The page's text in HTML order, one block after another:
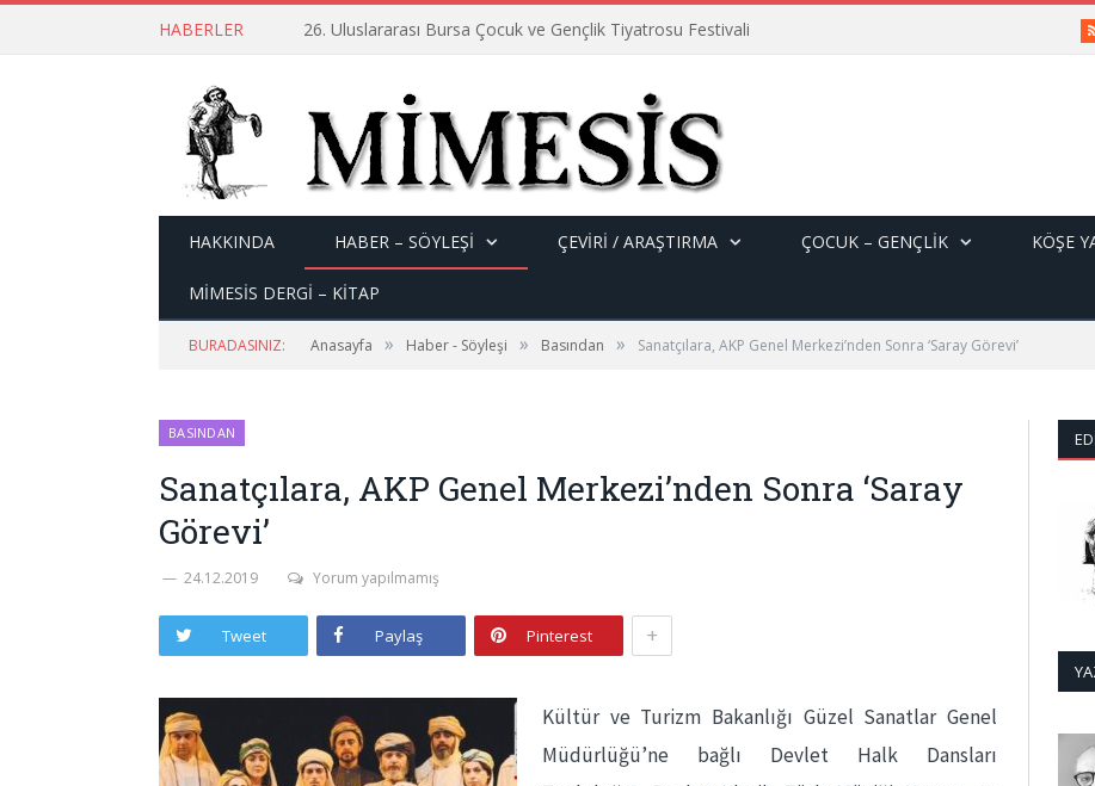
HABERLER 26. Uluslararası Bursa Çocuk ve Gençlik Tiyatrosu Festivali
HAKKINDA HABER – SÖYLEŞI ÇEVİRİ / ARAŞTIRMA ÇOCUK – GENÇLIK KÖŞE
MİMESİS DERGİ – KİTAP
BURADASINIZ: Anasayfa » Haber - Söyleşi » Basından » Sanatçılara, AKP Genel Merkezi’nden Sonra ‘Saray Görevi’
BASINDAN
Sanatçılara, AKP Genel Merkezi’nden Sonra ‘Saray
Görevi’
24.12.2019 Yorum yapılmamış
Tweet Paylaş Pinterest +
Kültür ve Turizm Bakanlığı Güzel Sanatlar Genel
Müdürlüğü’ne bağlı Devlet Halk Dansları